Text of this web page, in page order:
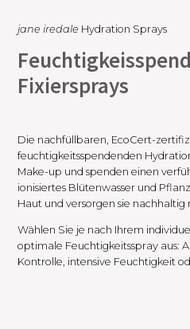
jane iredale Hydration Sprays
Fixiersprays
Die nachfüllbaren, EcoCert-
feuchtigkeitsspendenden
Make-up und spenden einen
ionisiertes Blütenwasser und
Haut und versorgen sie
Wählen Sie je nach Ihrem
optimale Feuchtigkeitsspray aus:
Kontrolle, intensive Feuchtigkeit